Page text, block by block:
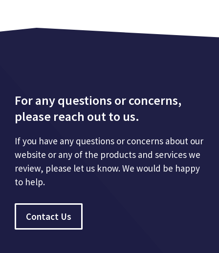
For any questions or concerns,
please reach out to us.
If you have any questions or concerns about our
website or any of the products and services we
review, please let us know. We would be happy
to help.
Contact Us